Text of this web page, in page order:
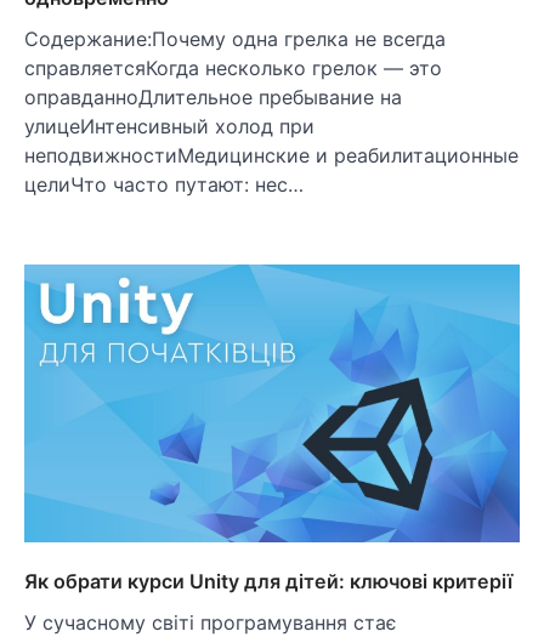
Содержание:Почему одна грелка не всегда
справляетсяКогда несколько грелок — это
оправданноДлительное пребывание на
улицеИнтенсивный холод при
неподвижностиМедицинские и реабилитационные
целиЧто часто путают: нес…
Як обрати курси Unity для дітей: ключові критерії
У сучасному світі програмування стає